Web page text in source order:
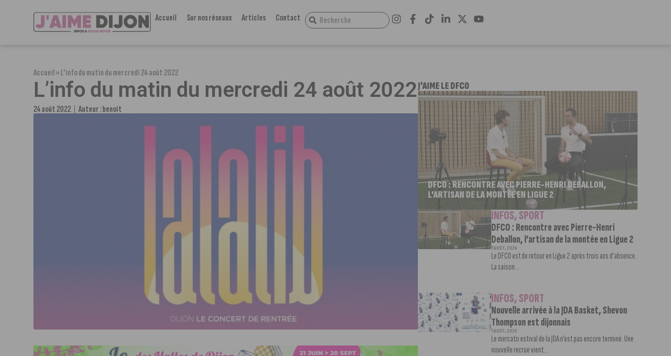
Accueil Sur nos réseaux Articles Contact
Accueil»L’info du matin du mercredi 24 août 2022
L’info du matin du mercredi 24 août 2022
24 août 2022 Auteur :benoit
J'AIME LE DFCO
DFCO : RENCONTRE AVEC PIERRE-HENRI DEBALLON,
L’ARTISAN DE LA MONTÉE EN LIGUE 2
INFOS,SPORT
DFCO : Rencontre avec Pierre-Henri
Deballon, l’artisan de la montée en Ligue 2
7 AOÛT, 2026
Le DFCO est de retour en Ligue 2 après trois ans d’absence.
La saison...
INFOS,SPORT
Nouvelle arrivée à la JDA Basket, Shevon
Thompson est dijonnais
7 AOÛT, 2026
Le mercato estival de la JDA n’est pas encore terminé. Une
nouvelle recrue vient...